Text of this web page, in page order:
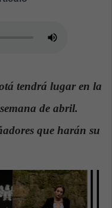
tendrá lugar en la
de abril.
que harán su